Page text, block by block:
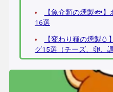
【魚介類の燻製🐟
16選
【変わり種の燻製
グ15選（チーズ、卵、